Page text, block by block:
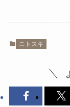
ニトスキ